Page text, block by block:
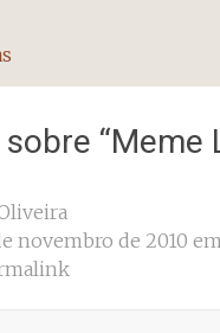
“Meme
novembro de 2010 em